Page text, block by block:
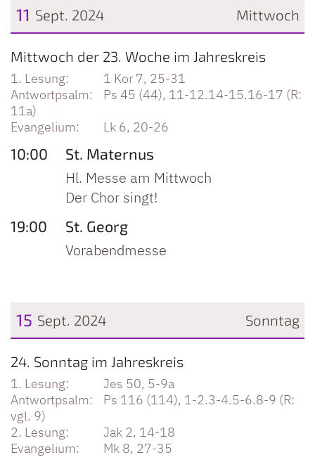
Mittwoch
11 Sept. 2024
Datum: 11. September 2024
Mittwoch der 23. Woche im Jahreskreis
1 Kor 7, 25-31
Ps 45 (44), 11-12.14-15.16-17 (R:
11a)
Lk 6, 20-26
10:00 St. Maternus
Hl. Messe am Mittwoch
Der Chor singt!
19:00 St. Georg
Vorabendmesse
Sonntag
15 Sept. 2024
Datum: 15. September 2024
24. Sonntag im Jahreskreis
Jes 50, 5-9a
Ps 116 (114), 1-2.3-4.5-6.8-9 (R:
vgl. 9)
Jak 2, 14-18
Mk 8, 27-35